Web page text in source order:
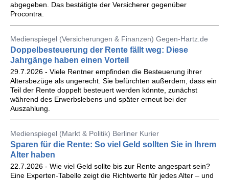
abgegeben. Das bestätigte der Versicherer gegenüber
Procontra.
Medienspiegel (Versicherungen & Finanzen) Gegen-Hartz.de
Doppelbesteuerung der Rente fällt weg: Diese
Jahrgänge haben einen Vorteil
29.7.2026 - Viele Rentner empfinden die Besteuerung ihrer
Altersbezüge als ungerecht. Sie befürchten außerdem, dass ein
Teil der Rente doppelt besteuert werden könnte, zunächst
während des Erwerbslebens und später erneut bei der
Auszahlung.
Medienspiegel (Markt & Politik) Berliner Kurier
Sparen für die Rente: So viel Geld sollten Sie in Ihrem
Alter haben
22.7.2026 - Wie viel Geld sollte bis zur Rente angespart sein?
Eine Experten-Tabelle zeigt die Richtwerte für jedes Alter – und